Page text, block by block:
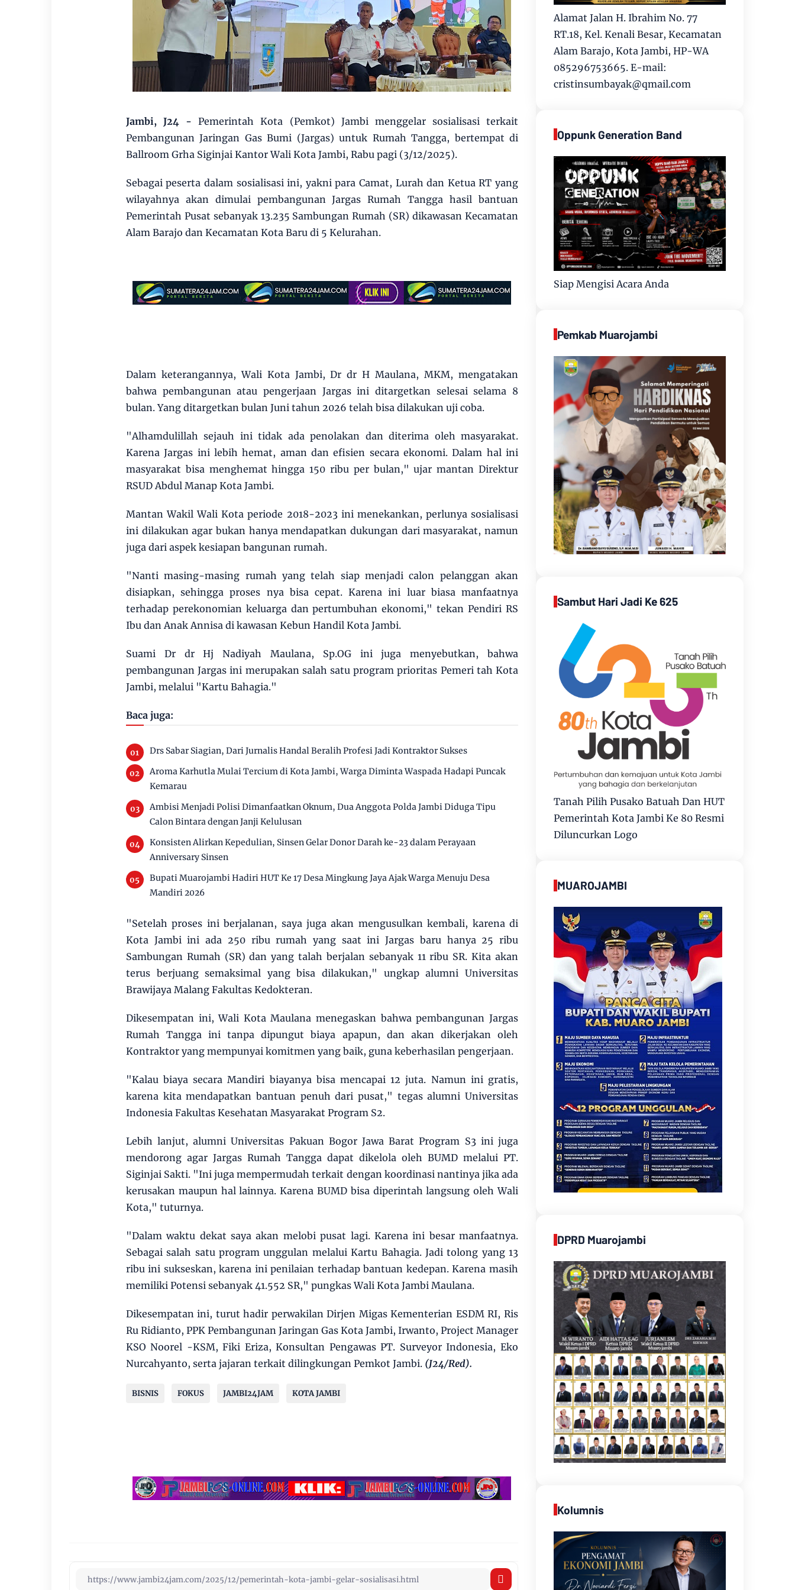
Jambi, J24 - Pemerintah Kota (Pemkot) Jambi menggelar sosialisasi terkait
Pembangunan Jaringan Gas Bumi (Jargas) untuk Rumah Tangga, bertempat di
Ballroom Grha Siginjai Kantor Wali Kota Jambi, Rabu pagi (3/12/2025).
Sebagai peserta dalam sosialisasi ini, yakni para Camat, Lurah dan Ketua RT yang
wilayahnya akan dimulai pembangunan Jargas Rumah Tangga hasil bantuan
Pemerintah Pusat sebanyak 13.235 Sambungan Rumah (SR) dikawasan Kecamatan
Alam Barajo dan Kecamatan Kota Baru di 5 Kelurahan.
Dalam keterangannya, Wali Kota Jambi, Dr dr H Maulana, MKM, mengatakan
bahwa pembangunan atau pengerjaan Jargas ini ditargetkan selesai selama 8
bulan. Yang ditargetkan bulan Juni tahun 2026 telah bisa dilakukan uji coba.
"Alhamdulillah sejauh ini tidak ada penolakan dan diterima oleh masyarakat.
Karena Jargas ini lebih hemat, aman dan efisien secara ekonomi. Dalam hal ini
masyarakat bisa menghemat hingga 150 ribu per bulan," ujar mantan Direktur
RSUD Abdul Manap Kota Jambi.
Mantan Wakil Wali Kota periode 2018-2023 ini menekankan, perlunya sosialisasi
ini dilakukan agar bukan hanya mendapatkan dukungan dari masyarakat, namun
juga dari aspek kesiapan bangunan rumah.
"Nanti masing-masing rumah yang telah siap menjadi calon pelanggan akan
disiapkan, sehingga proses nya bisa cepat. Karena ini luar biasa manfaatnya
terhadap perekonomian keluarga dan pertumbuhan ekonomi," tekan Pendiri RS
Ibu dan Anak Annisa di kawasan Kebun Handil Kota Jambi.
Suami Dr dr Hj Nadiyah Maulana, Sp.OG ini juga menyebutkan, bahwa
pembangunan Jargas ini merupakan salah satu program prioritas Pemeri tah Kota
Jambi, melalui "Kartu Bahagia."
Baca juga:
Drs Sabar Siagian, Dari Jurnalis Handal Beralih Profesi Jadi Kontraktor Sukses
Aroma Karhutla Mulai Tercium di Kota Jambi, Warga Diminta Waspada Hadapi Puncak
Kemarau
Ambisi Menjadi Polisi Dimanfaatkan Oknum, Dua Anggota Polda Jambi Diduga Tipu
Calon Bintara dengan Janji Kelulusan
Konsisten Alirkan Kepedulian, Sinsen Gelar Donor Darah ke-23 dalam Perayaan
Anniversary Sinsen
Bupati Muarojambi Hadiri HUT Ke 17 Desa Mingkung Jaya Ajak Warga Menuju Desa
Mandiri 2026
"Setelah proses ini berjalanan, saya juga akan mengusulkan kembali, karena di
Kota Jambi ini ada 250 ribu rumah yang saat ini Jargas baru hanya 25 ribu
Sambungan Rumah (SR) dan yang talah berjalan sebanyak 11 ribu SR. Kita akan
terus berjuang semaksimal yang bisa dilakukan," ungkap alumni Universitas
Brawijaya Malang Fakultas Kedokteran.
Dikesempatan ini, Wali Kota Maulana menegaskan bahwa pembangunan Jargas
Rumah Tangga ini tanpa dipungut biaya apapun, dan akan dikerjakan oleh
Kontraktor yang mempunyai komitmen yang baik, guna keberhasilan pengerjaan.
"Kalau biaya secara Mandiri biayanya bisa mencapai 12 juta. Namun ini gratis,
karena kita mendapatkan bantuan penuh dari pusat," tegas alumni Universitas
Indonesia Fakultas Kesehatan Masyarakat Program S2.
Lebih lanjut, alumni Universitas Pakuan Bogor Jawa Barat Program S3 ini juga
mendorong agar Jargas Rumah Tangga dapat dikelola oleh BUMD melalui PT.
Siginjai Sakti. "Ini juga mempermudah terkait dengan koordinasi nantinya jika ada
kerusakan maupun hal lainnya. Karena BUMD bisa diperintah langsung oleh Wali
Kota," tuturnya.
"Dalam waktu dekat saya akan melobi pusat lagi. Karena ini besar manfaatnya.
Sebagai salah satu program unggulan melalui Kartu Bahagia. Jadi tolong yang 13
ribu ini sukseskan, karena ini penilaian terhadap bantuan kedepan. Karena masih
memiliki Potensi sebanyak 41.552 SR," pungkas Wali Kota Jambi Maulana.
Dikesempatan ini, turut hadir perwakilan Dirjen Migas Kementerian ESDM RI, Ris
Ru Ridianto, PPK Pembangunan Jaringan Gas Kota Jambi, Irwanto, Project Manager
KSO Noorel -KSM, Fiki Eriza, Konsultan Pengawas PT. Surveyor Indonesia, Eko
Nurcahyanto, serta jajaran terkait dilingkungan Pemkot Jambi. (J24/Red).
BISNIS FOKUS JAMBI24JAM KOTA JAMBI
Alamat Jalan H. Ibrahim No. 77
RT.18, Kel. Kenali Besar, Kecamatan
Alam Barajo, Kota Jambi, HP-WA
085296753665. E-mail:
cristinsumbayak@qmail.com
Oppunk Generation Band
Siap Mengisi Acara Anda
Pemkab Muarojambi
Sambut Hari Jadi Ke 625
Tanah Pilih Pusako Batuah Dan HUT
Pemerintah Kota Jambi Ke 80 Resmi
Diluncurkan Logo
MUAROJAMBI
DPRD Muarojambi
Kolumnis